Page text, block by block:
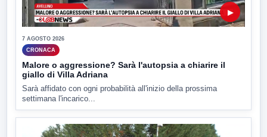
▶
7 AGOSTO 2026
CRONACA
Malore o aggressione? Sarà l'autopsia a chiarire il
giallo di Villa Adriana
Sarà affidato con ogni probabilità all'inizio della prossima
settimana l'incarico...